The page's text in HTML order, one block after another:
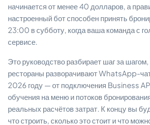
начинается от менее 40 долларов, а
настроенный бот способен принять
23:00 в субботу, когда ваша команда с
сервисе.
Это руководство разбирает шаг за шагом,
рестораны разворачивают WhatsApp-
2026 году — от подключения Business
обучения на меню и потоков
реальных расчётов затрат. К концу вы
что строить, сколько это стоит и что